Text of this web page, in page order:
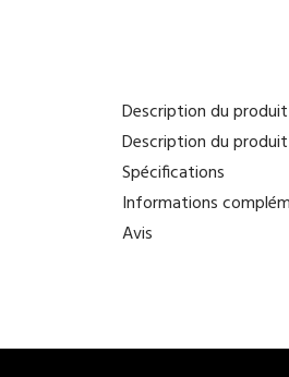
Description du produit
Description du produit
Spécifications
Informations
Avis